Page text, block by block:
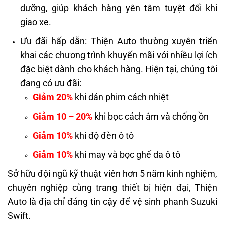
dưỡng, giúp khách hàng yên tâm tuyệt đối khi
giao xe.
Ưu đãi hấp dẫn: Thiện Auto thường xuyên triển
khai các chương trình khuyến mãi với nhiều lợi ích
đặc biệt dành cho khách hàng. Hiện tại, chúng tôi
đang có ưu đãi:
Giảm 20% khi dán phim cách nhiệt
Giảm 10 – 20% khi bọc cách âm và chống ồn
Giảm 10% khi độ đèn ô tô
Giảm 10% khi may và bọc ghế da ô tô
Sở hữu đội ngũ kỹ thuật viên hơn 5 năm kinh nghiệm,
chuyên nghiệp cùng trang thiết bị hiện đại, Thiện
Auto là địa chỉ đáng tin cậy để vệ sinh phanh Suzuki
Swift.